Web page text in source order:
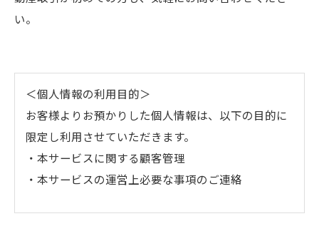
い。
＜個人情報の利用目的＞
お客様よりお預かりした個人情報は、以下の目的に
限定し利用させていただきます。
・本サービスに関する顧客管理
・本サービスの運営上必要な事項のご連絡